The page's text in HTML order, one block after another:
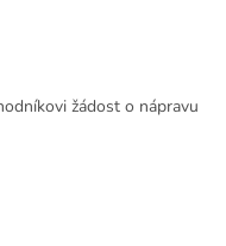
žádost o nápravu